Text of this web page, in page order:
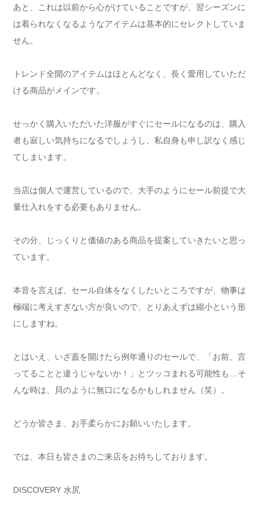
あと、これは以前から心がけていることですが、翌シーズンに
は着られなくなるようなアイテムは基本的にセレクトしていま
せん。
トレンド全開のアイテムはほとんどなく、長く愛用していただ
ける商品がメインです。
せっかく購入いただいた洋服がすぐにセールになるのは、購入
者も寂しい気持ちになるでしょうし、私自身も申し訳なく感じ
てしまいます。
当店は個人で運営しているので、大手のようにセール前提で大
量仕入れをする必要もありません。
その分、じっくりと価値のある商品を提案していきたいと思っ
ています。
本音を言えば、セール自体をなくしたいところですが、物事は
極端に考えすぎない方が良いので、とりあえずは縮小という形
にしますね。
とはいえ、いざ蓋を開けたら例年通りのセールで、「お前、言
ってることと違うじゃないか！」とツッコまれる可能性も…そ
んな時は、貝のように無口になるかもしれません（笑）。
どうか皆さま、お手柔らかにお願いいたします。
では、本日も皆さまのご来店をお待ちしております。
DISCOVERY 水尻